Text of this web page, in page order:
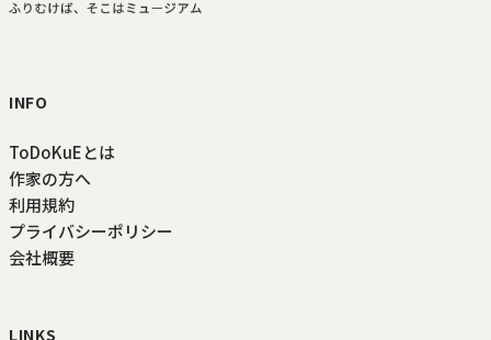
INFO
ToDoKuEとは
作家の方へ
利用規約
プライバシーポリシー
会社概要
LINKS